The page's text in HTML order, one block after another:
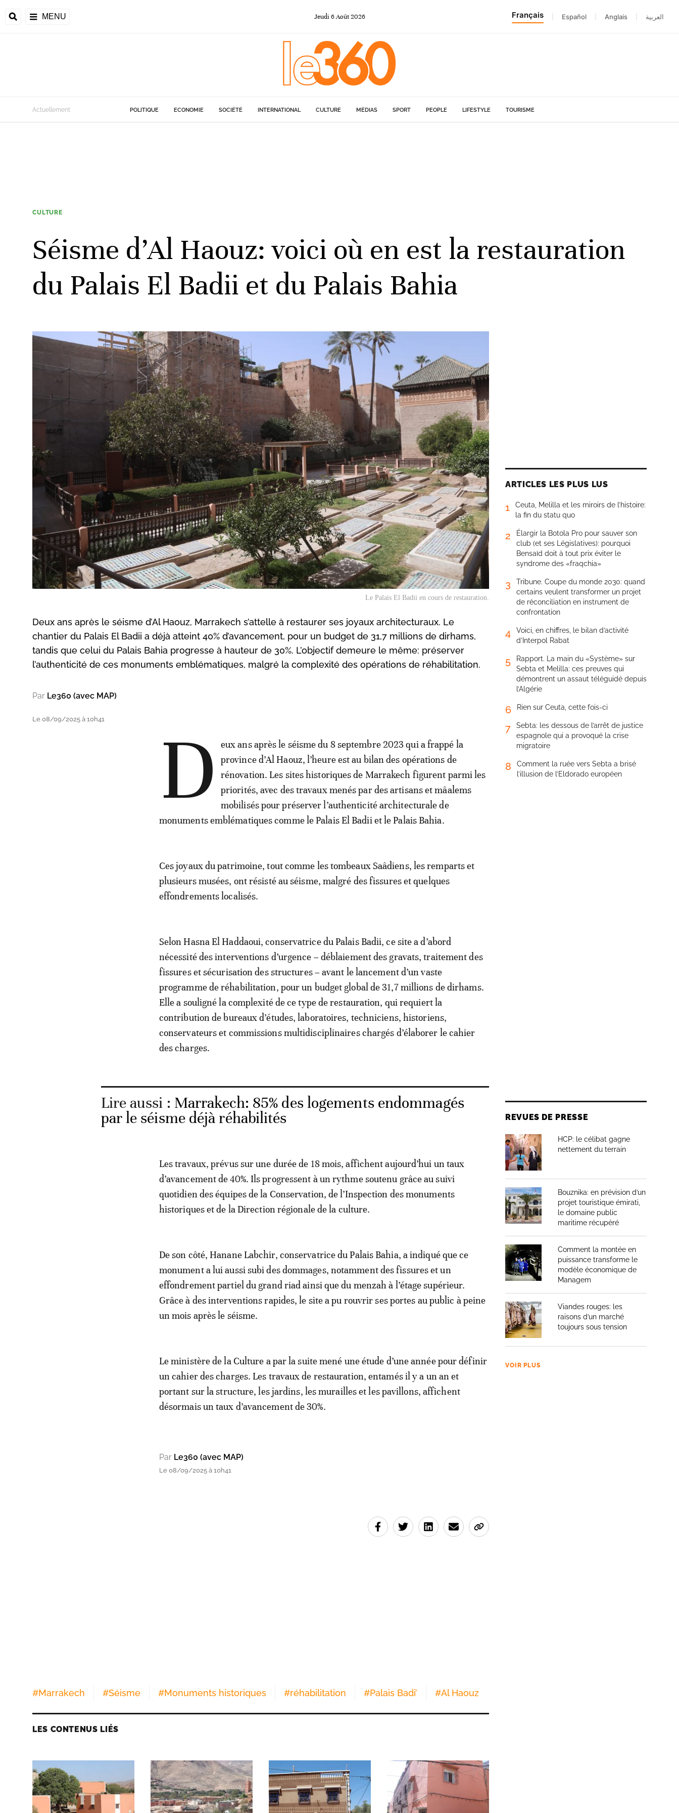
MENU Jeudi 6Août 2026 Français Español Anglais العربية
Actuellement POLITIQUE ECONOMIE SOCIÉTÉ INTERNATIONAL CULTURE MÉDIAS SPORT PEOPLE LIFESTYLE TOURISME
CULTURE
Séisme d’Al Haouz: voici où en est la restauration
du Palais El Badii et du Palais Bahia
Le Palais El Badii en cours de restauration.
Deux ans après le séisme d’Al Haouz, Marrakech s’attelle à restaurer ses joyaux architecturaux. Le
chantier du Palais El Badii a déjà atteint 40% d’avancement, pour un budget de 31,7 millions de dirhams,
tandis que celui du Palais Bahia progresse à hauteur de 30%. L’objectif demeure le même: préserver
l’authenticité de ces monuments emblématiques, malgré la complexité des opérations de réhabilitation.
Par Le360 (avec MAP)
Le 08/09/2025 à 10h41 D
eux ans après le séisme du 8 septembre 2023 qui a frappé la
province d’Al Haouz, l’heure est au bilan des opérations de
rénovation. Les sites historiques de Marrakech figurent parmi les
priorités, avec des travaux menés par des artisans et mâalems
mobilisés pour préserver l’authenticité architecturale de
monuments emblématiques comme le Palais El Badii et le Palais Bahia.
Ces joyaux du patrimoine, tout comme les tombeaux Saâdiens, les remparts et
plusieurs musées, ont résisté au séisme, malgré des fissures et quelques
effondrements localisés.
Selon Hasna El Haddaoui, conservatrice du Palais Badii, ce site a d’abord
nécessité des interventions d’urgence – déblaiement des gravats, traitement des
fissures et sécurisation des structures – avant le lancement d’un vaste
programme de réhabilitation, pour un budget global de 31,7 millions de dirhams.
Elle a souligné la complexité de ce type de restauration, qui requiert la
contribution de bureaux d’études, laboratoires, techniciens, historiens,
conservateurs et commissions multidisciplinaires chargés d’élaborer le cahier
des charges.
Lire aussi : Marrakech: 85% des logements endommagés
par le séisme déjà réhabilités
Les travaux, prévus sur une durée de 18 mois, affichent aujourd’hui un taux
d’avancement de 40%. Ils progressent à un rythme soutenu grâce au suivi
quotidien des équipes de la Conservation, de l’Inspection des monuments
historiques et de la Direction régionale de la culture.
De son côté, Hanane Labchir, conservatrice du Palais Bahia, a indiqué que ce
monument a lui aussi subi des dommages, notamment des fissures et un
effondrement partiel du grand riad ainsi que du menzah à l’étage supérieur.
Grâce à des interventions rapides, le site a pu rouvrir ses portes au public à peine
un mois après le séisme.
Le ministère de la Culture a par la suite mené une étude d’une année pour définir
un cahier des charges. Les travaux de restauration, entamés il y a un an et
portant sur la structure, les jardins, les murailles et les pavillons, affichent
désormais un taux d’avancement de 30%.
Par Le360 (avec MAP)
Le 08/09/2025 à 10h41
#Marrakech #Séisme #Monuments historiques #réhabilitation #Palais Badi’ #Al Haouz
LES CONTENUS LIÉS
ARTICLES LES PLUS LUS
1
Ceuta, Melilla et les miroirs de l’histoire:
la fin du statu quo
2
Élargir la Botola Pro pour sauver son
club (et ses Législatives): pourquoi
Bensaïd doit à tout prix éviter le
syndrome des «fraqchia»
3
Tribune. Coupe du monde 2030: quand
certains veulent transformer un projet
de réconciliation en instrument de
confrontation
4
Voici, en chiffres, le bilan d’activité
d’Interpol Rabat
5
Rapport. La main du «Système» sur
Sebta et Melilla: ces preuves qui
démontrent un assaut téléguidé depuis
l’Algérie
6 Rien sur Ceuta, cette fois-ci
7
Sebta: les dessous de l’arrêt de justice
espagnole qui a provoqué la crise
migratoire
8
Comment la ruée vers Sebta a brisé
l’illusion de l’Eldorado européen
REVUES DE PRESSE
HCP: le célibat gagne
nettement du terrain
Bouznika: en prévision d’un
projet touristique émirati,
le domaine public
maritime récupéré
Comment la montée en
puissance transforme le
modèle économique de
Managem
Viandes rouges: les
raisons d’un marché
toujours sous tension
VOIR PLUS